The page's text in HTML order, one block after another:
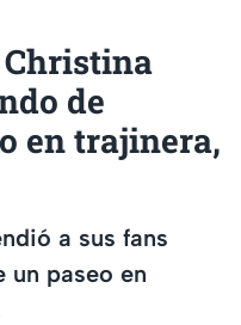
Christina
de
en trajinera,
a sus fans
un paseo en